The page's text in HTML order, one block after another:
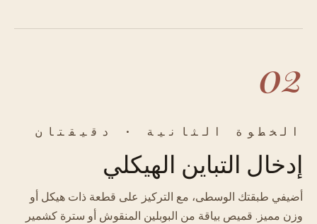
02
الخطوة الثانية · دقيقتان
إدخال التباين الهيكلي
أضيفي طبقتك الوسطى، مع التركيز على قطعة ذات هيكل أو
وزن مميز. قميص بياقة من البوبلين المنقوش أو سترة كشمير